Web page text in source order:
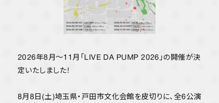
YORIのBlue moon radio
Happy Monday
STREAM
2026年8月〜11月「LIVE DA PUMP 2026」の開催が決
定いたしました！
8月8日(土)埼玉県・戸田市文化会館を皮切りに、全6公演